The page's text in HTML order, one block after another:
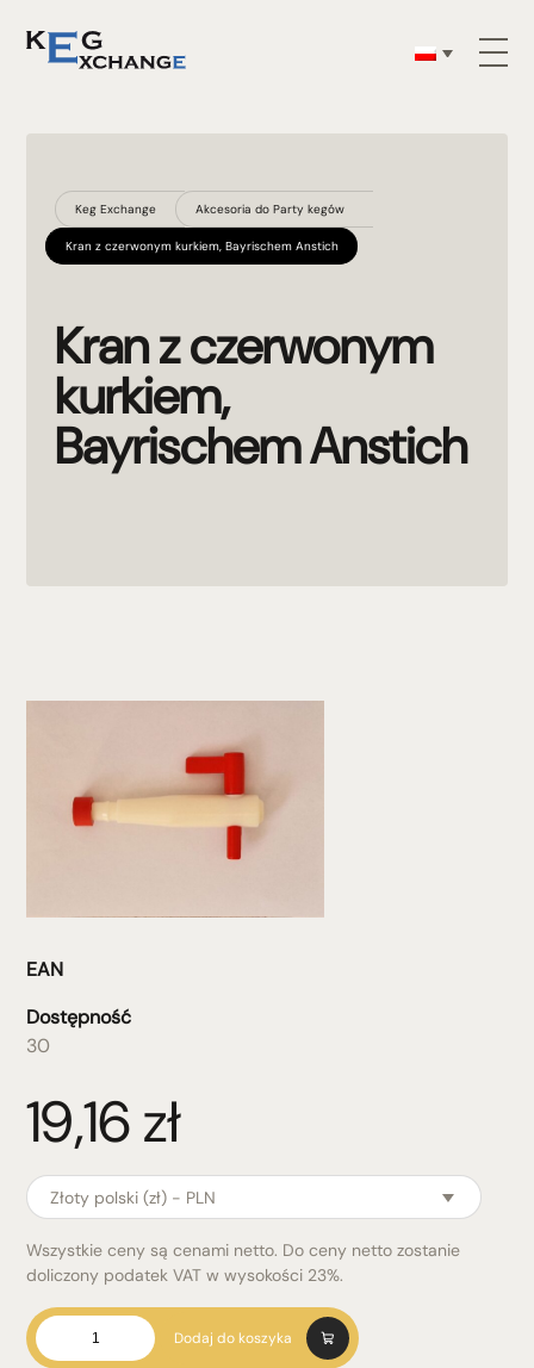
Keg Exchange Akcesoria do Party kegów
Kran z czerwonym kurkiem, Bayrischem Anstich
Kran z czerwonym
kurkiem,
Bayrischem Anstich
EAN
Dostępność
30
19,16zł
Złoty polski (zł) - PLN
Wszystkie ceny są cenami netto. Do ceny netto zostanie
doliczony podatek VAT w wysokości 23%.
ilość
Kran
Dodaj do koszyka